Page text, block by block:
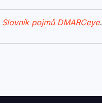
Slovník pojmů DMARCeye.